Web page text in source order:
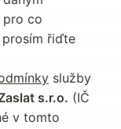
pro co
prosím řiďte
služby
s.r.o. (IČ
v tomto